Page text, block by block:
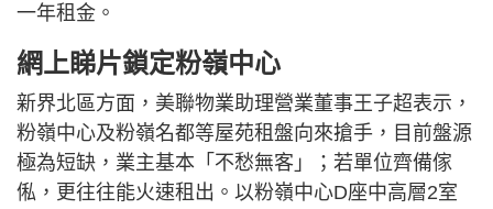
一年租金。
網上睇片鎖定粉嶺中心
新界北區方面，美聯物業助理營業董事王子超表示，
粉嶺中心及粉嶺名都等屋苑租盤向來搶手，目前盤源
極為短缺，業主基本「不愁無客」；若單位齊備傢
俬，更往往能火速租出。以粉嶺中心D座中高層2室